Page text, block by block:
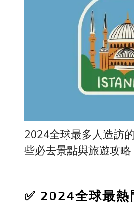
2024全球最多人造訪
些必去景點與旅遊攻
✅ 2024全球最熱